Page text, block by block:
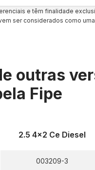
e têm finalidade
ser considerados como
outras
Fipe
2.5 4x2 Ce Diesel
003209-3